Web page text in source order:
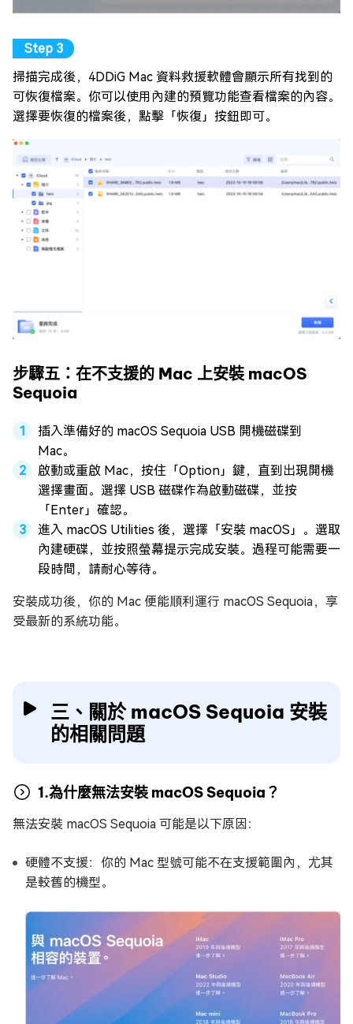
掃描完成後，4DDiG Mac 資料救援軟體會顯示所有找到的
可恢復檔案。你可以使用內建的預覽功能查看檔案的內容。
選擇要恢復的檔案後，點擊「恢復」按鈕即可。
步驟五：在不支援的 Mac 上安裝 macOS
Sequoia
插入準備好的 macOS Sequoia USB 開機磁碟到
Mac。
啟動或重啟 Mac，按住「Option」鍵，直到出現開機
選擇畫面。選擇 USB 磁碟作為啟動磁碟，並按
「Enter」確認。
進入 macOS Utilities 後，選擇「安裝 macOS」。選取
內建硬碟，並按照螢幕提示完成安裝。過程可能需要一
段時間，請耐心等待。
安裝成功後，你的 Mac 便能順利運行 macOS Sequoia，享
受最新的系統功能。
三、關於 macOS Sequoia 安裝
的相關問題
1.為什麼無法安裝 macOS Sequoia？
無法安裝 macOS Sequoia 可能是以下原因：
硬體不支援：你的 Mac 型號可能不在支援範圍內，尤其
是較舊的機型。